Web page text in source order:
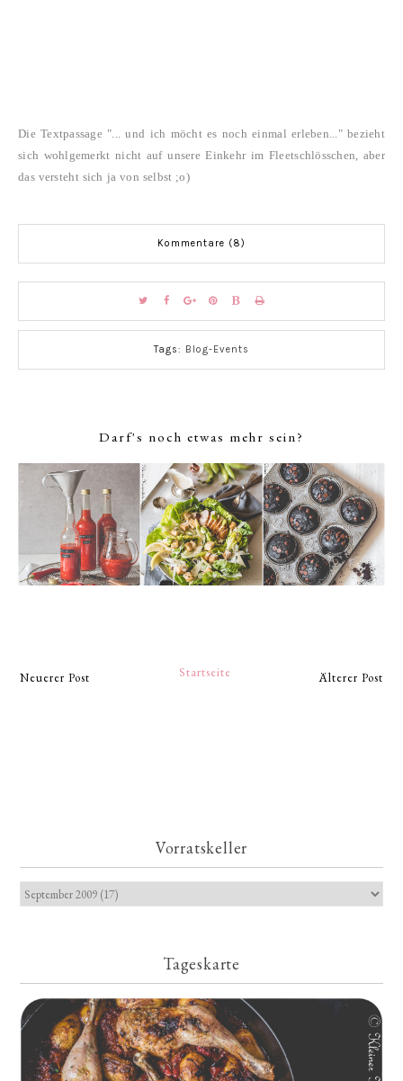
Die Textpassage "... und ich möcht es noch einmal erleben..." bezieht
sich wohlgemerkt nicht auf unsere Einkehr im Fleetschlösschen, aber
das versteht sich ja von selbst ;o)
Kommentare (8)
Tags: Blog-Events
Darf's noch etwas mehr sein?
Neuerer Post Älterer Post
Startseite
Vorratskeller
Tageskarte